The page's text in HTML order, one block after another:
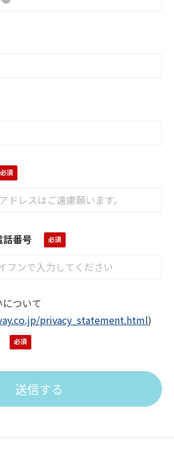
話番号
ついて
privacy_statement.html)